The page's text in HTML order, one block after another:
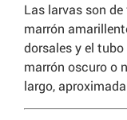
Las larvas son
marrón
dorsales y el
marrón oscuro o
largo,